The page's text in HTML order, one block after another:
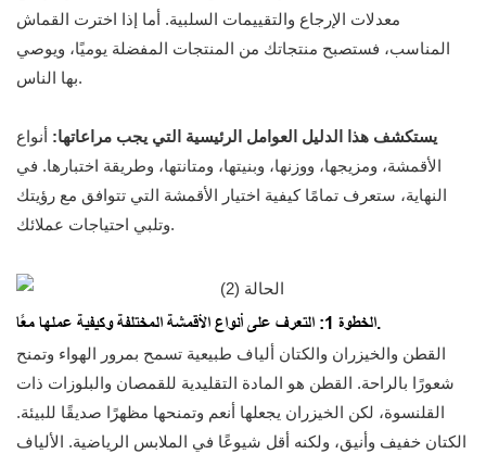
معدلات الإرجاع والتقييمات السلبية. أما إذا اخترت القماش
المناسب، فستصبح منتجاتك من المنتجات المفضلة يوميًا، ويوصي
بها الناس.
يستكشف هذا الدليل العوامل الرئيسية التي يجب مراعاتها: أنواع
الأقمشة، ومزيجها، ووزنها، وبنيتها، ومتانتها، وطريقة اختبارها. في
النهاية، ستعرف تمامًا كيفية اختيار الأقمشة التي تتوافق مع رؤيتك
وتلبي احتياجات عملائك.
الخطوة 1: التعرف على أنواع الأقمشة المختلفة وكيفية عملها معًا.
القطن والخيزران والكتان ألياف طبيعية تسمح بمرور الهواء وتمنح
شعورًا بالراحة. القطن هو المادة التقليدية للقمصان والبلوزات ذات
القلنسوة، لكن الخيزران يجعلها أنعم وتمنحها مظهرًا صديقًا للبيئة.
الكتان خفيف وأنيق، ولكنه أقل شيوعًا في الملابس الرياضية. الألياف